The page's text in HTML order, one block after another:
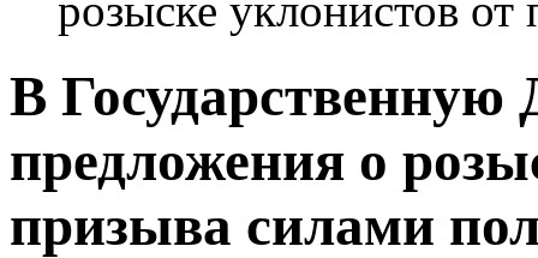
розыске уклонистов
В Государственную
предложения о
призыва силами